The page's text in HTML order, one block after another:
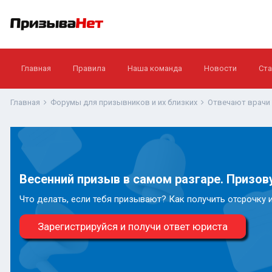
Главная Правила Наша команда Новости
Главная Форумы для призывников и их близких Отвечают
Весенний призыв в самом разгаре.
Что делать, если тебя призывают? Как получить отсрочку
Зарегистрируйся и получи ответ юриста